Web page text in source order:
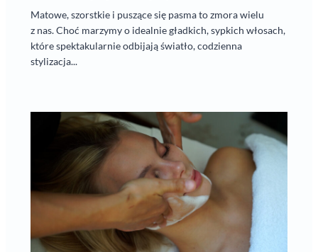
Matowe, szorstkie i puszące się pasma to zmora wielu
z nas. Choć marzymy o idealnie gładkich, sypkich włosach,
które spektakularnie odbijają światło, codzienna
stylizacja...